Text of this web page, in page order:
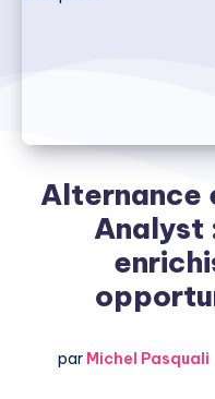
Alternance
Analyst
par Michel Pasquali